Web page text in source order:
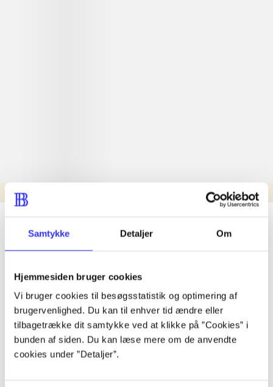
Samtykke Detaljer Om
Hjemmesiden bruger cookies
Vi bruger cookies til besøgsstatistik og optimering af
brugervenlighed. Du kan til enhver tid ændre eller
tilbagetrække dit samtykke ved at klikke på ”Cookies” i
bunden af siden. Du kan læse mere om de anvendte
cookies under ”Detaljer”.
Nyhed
lorem ipsum dolor sit amet ...
lorem ipsum dolor sit amet ...
lorem ipsum dolor sit amet ...
lorem ipsum dolor sit amet ...
lorem ipsum dolor sit amet ...
lorem ipsum dolor sit amet ...